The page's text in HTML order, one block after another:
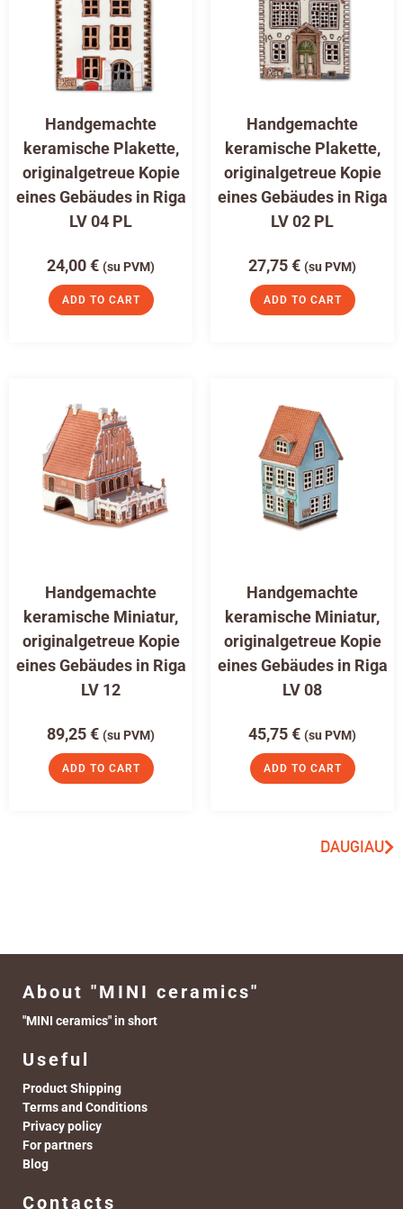
Handgemachte
keramische Plakette,
originalgetreue Kopie
eines Gebäudes in Riga
LV 04 PL
24,00€ (su PVM)
ADD TO CART
Handgemachte
keramische Plakette,
originalgetreue Kopie
eines Gebäudes in Riga
LV 02 PL
27,75€ (su PVM)
ADD TO CART
Handgemachte
keramische Miniatur,
originalgetreue Kopie
eines Gebäudes in Riga
LV 12
89,25€ (su PVM)
ADD TO CART
Handgemachte
keramische Miniatur,
originalgetreue Kopie
eines Gebäudes in Riga
LV 08
45,75€ (su PVM)
ADD TO CART
DAUGIAU
About "MINI ceramics"
"MINI ceramics" in short
Useful
Product Shipping
Terms and Conditions
Privacy policy
For partners
Blog
Contacts